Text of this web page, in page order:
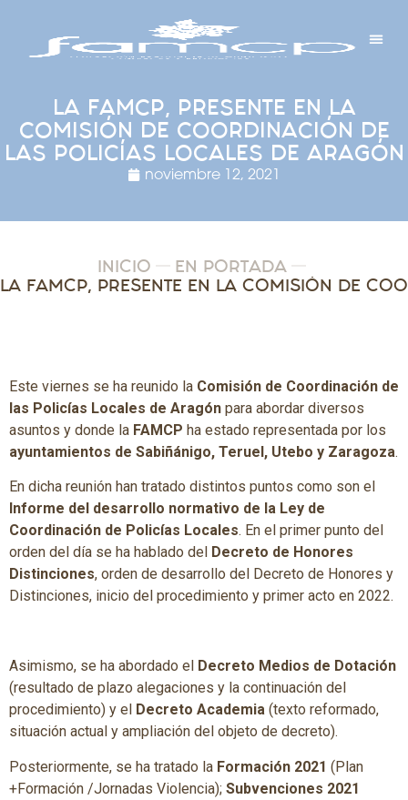
LA FAMCP, PRESENTE EN LA
COMISIÓN DE COORDINACIÓN DE
LAS POLICÍAS LOCALES DE ARAGÓN
noviembre 12, 2021
INICIO EN PORTADA
Este viernes se ha reunido la Comisión de Coordinación de
las Policías Locales de Aragón para abordar diversos
asuntos y donde la FAMCP ha estado representada por los
ayuntamientos de Sabiñánigo, Teruel, Utebo y Zaragoza.
En dicha reunión han tratado distintos puntos como son el
Informe del desarrollo normativo de la Ley de
Coordinación de Policías Locales. En el primer punto del
orden del día se ha hablado del
Decreto de Honores
Distinciones, orden de desarrollo del Decreto de Honores y
Distinciones, inicio del procedimiento y primer acto en 2022.
Asimismo, se ha abordado el
Decreto Medios de Dotación
(resultado de plazo alegaciones y la continuación del
procedimiento) y el
Decreto Academia (texto reformado,
situación actual y ampliación del objeto de decreto).
Posteriormente, se ha tratado la Formación 2021 (Plan
+Formación /Jornadas Violencia); Subvenciones 2021